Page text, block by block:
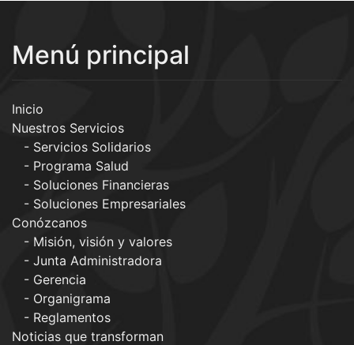
Menú principal
Inicio
Nuestros Servicios
Servicios Solidarios
Programa Salud
Soluciones Financieras
Soluciones Empresariales
Conózcanos
Misión, visión y valores
Junta Administradora
Gerencia
Organigrama
Reglamentos
Noticias que transforman